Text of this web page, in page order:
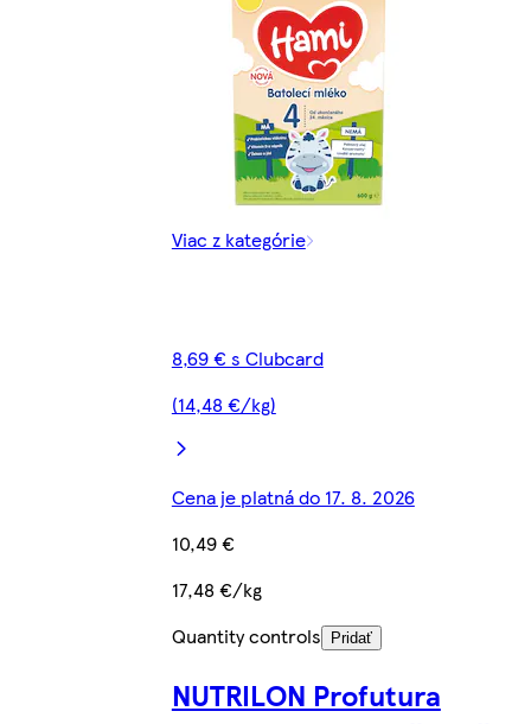
Viac z kategórie
8,69 € s Clubcard
(14,48 €/kg)
Cena je platná do 17. 8. 2026
10,49 €
17,48 €/kg
Quantity controls
Pridať
NUTRILON Profutura